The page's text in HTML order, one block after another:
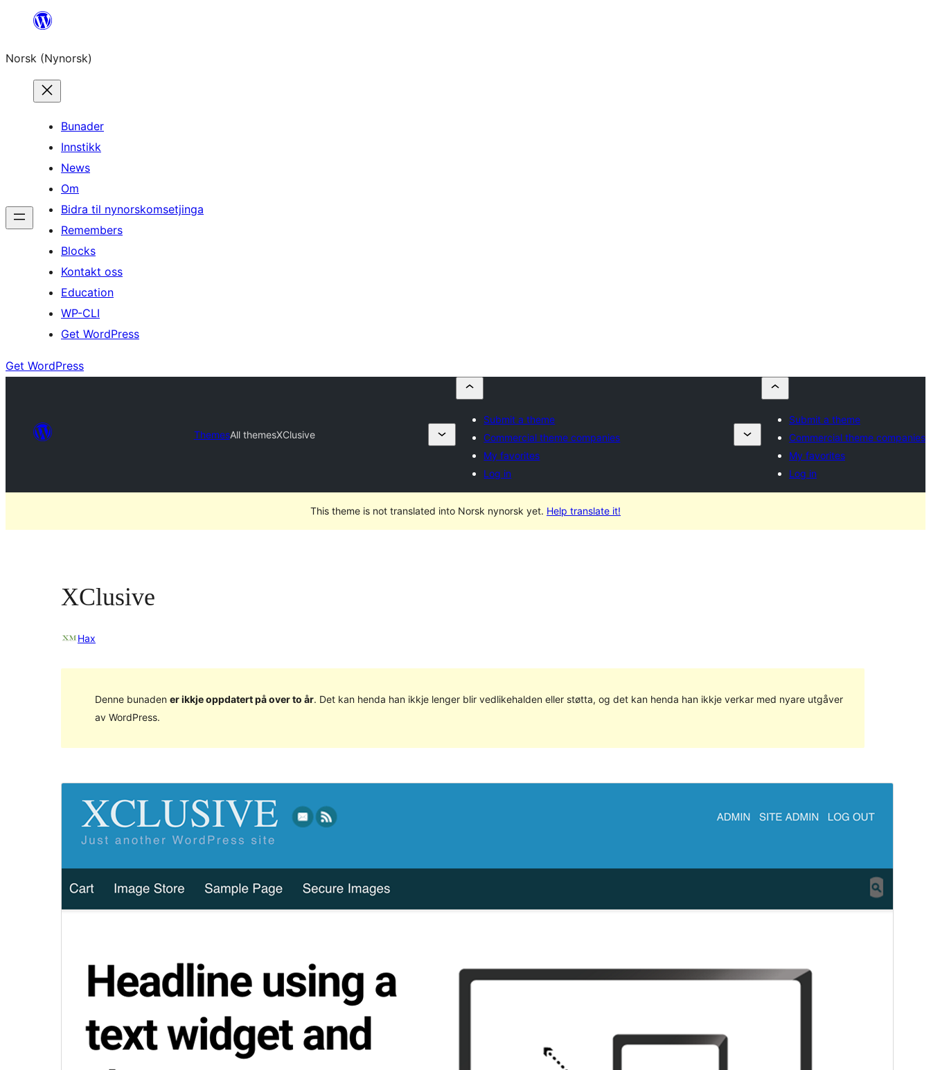
content
Norsk (Nynorsk)
Bunader
Innstikk
News
Om
Bidra til nynorskomsetjinga
Remembers
Blocks
Kontakt oss
Education
WP-CLI
Get WordPress
Get WordPress
ThemesAll themesXClusive
Submit a theme
Commercial theme companies
My favorites
Log in
Submit a theme
Commercial theme companies
My favorites
Log in
This theme is not translated into Norsk nynorsk yet. Help translate it!
XClusive
Hax
Denne bunaden er ikkje oppdatert på over to år. Det kan henda han ikkje lenger blir vedlikehalden eller støtta, og det kan henda han ikkje verkar med nyare utgåver
av WordPress.
0.2.1
Theme homepage